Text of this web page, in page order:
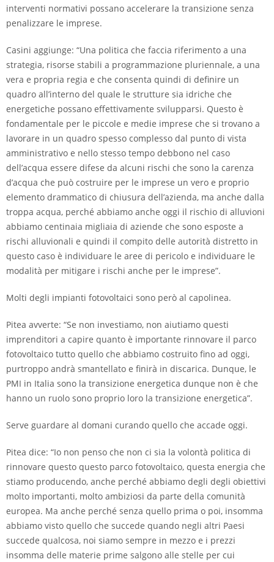
interventi normativi possano accelerare la transizione senza
penalizzare le imprese.
Casini aggiunge: “Una politica che faccia riferimento a una
strategia, risorse stabili a programmazione pluriennale, a una
vera e propria regia e che consenta quindi di definire un
quadro all’interno del quale le strutture sia idriche che
energetiche possano effettivamente svilupparsi. Questo è
fondamentale per le piccole e medie imprese che si trovano a
lavorare in un quadro spesso complesso dal punto di vista
amministrativo e nello stesso tempo debbono nel caso
dell’acqua essere difese da alcuni rischi che sono la carenza
d’acqua che può costruire per le imprese un vero e proprio
elemento drammatico di chiusura dell’azienda, ma anche dalla
troppa acqua, perché abbiamo anche oggi il rischio di alluvioni
abbiamo centinaia migliaia di aziende che sono esposte a
rischi alluvionali e quindi il compito delle autorità distretto in
questo caso è individuare le aree di pericolo e individuare le
modalità per mitigare i rischi anche per le imprese”.
Molti degli impianti fotovoltaici sono però al capolinea.
Pitea avverte: “Se non investiamo, non aiutiamo questi
imprenditori a capire quanto è importante rinnovare il parco
fotovoltaico tutto quello che abbiamo costruito fino ad oggi,
purtroppo andrà smantellato e finirà in discarica. Dunque, le
PMI in Italia sono la transizione energetica dunque non è che
hanno un ruolo sono proprio loro la transizione energetica”.
Serve guardare al domani curando quello che accade oggi.
Pitea dice: “Io non penso che non ci sia la volontà politica di
rinnovare questo questo parco fotovoltaico, questa energia che
stiamo producendo, anche perché abbiamo degli degli obiettivi
molto importanti, molto ambiziosi da parte della comunità
europea. Ma anche perché senza quello prima o poi, insomma
abbiamo visto quello che succede quando negli altri Paesi
succede qualcosa, noi siamo sempre in mezzo e i prezzi
insomma delle materie prime salgono alle stelle per cui